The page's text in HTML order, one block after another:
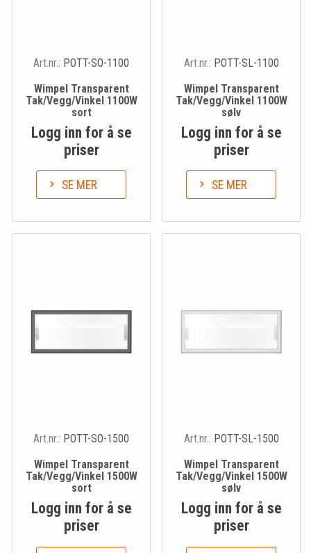
Art.nr.: POTT-SO-1100
Wimpel Transparent
Tak/Vegg/Vinkel 1100W
sort
Logg inn for å se
priser
SE MER
Art.nr.: POTT-SL-1100
Wimpel Transparent
Tak/Vegg/Vinkel 1100W
sølv
Logg inn for å se
priser
SE MER
Art.nr.: POTT-SO-1500
Wimpel Transparent
Tak/Vegg/Vinkel 1500W
sort
Logg inn for å se
priser
Art.nr.: POTT-SL-1500
Wimpel Transparent
Tak/Vegg/Vinkel 1500W
sølv
Logg inn for å se
priser